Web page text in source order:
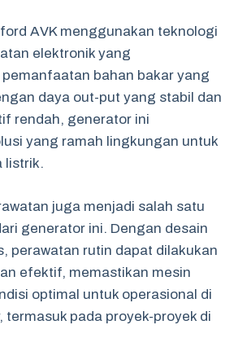
AVK menggunakan teknologi
elektronik yang
bahan bakar yang
daya out-put yang stabil dan
rendah, generator ini
yang ramah lingkungan untuk
listrik.
juga menjadi salah satu
generator ini. Dengan desain
perawatan rutin dapat dilakukan
efektif, memastikan mesin
optimal untuk operasional di
termasuk pada proyek-proyek di